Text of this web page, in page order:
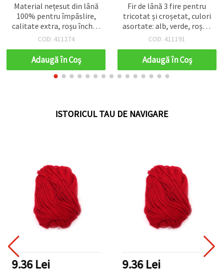
Material nețesut din lână
100% pentru împâslire,
calitate extra, roșu închis,
700x600 mm - 50 g
COD: 411274
Adaugă în Coş
Fir de lână 3 fire pentru
tricotat și croșetat, culori
asortate: alb, verde, roșu -
100 g
COD: 411191
Adaugă în Coş
ISTORICUL TAU DE NAVIGARE
9.36 Lei 9.36 Lei